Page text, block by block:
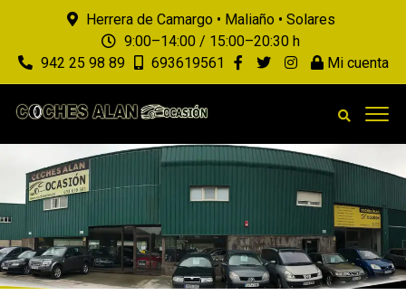
Herrera de Camargo • Maliaño • Solares
9:00–14:00 / 15:00–20:30 h
942 25 98 89
693619561 Mi cuenta